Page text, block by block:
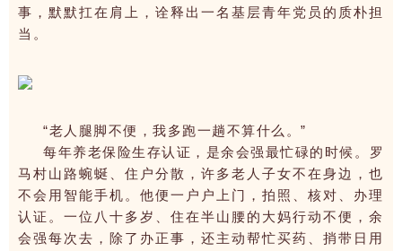
事，默默扛在肩上，诠释出一名基层青年党员的质朴担
当。
“老人腿脚不便，我多跑一趟不算什么。”
每年养老保险生存认证，是余会强最忙碌的时候。罗
马村山路蜿蜒、住户分散，许多老人子女不在身边，也
不会用智能手机。他便一户户上门，拍照、核对、办理
认证。一位八十多岁、住在半山腰的大妈行动不便，余
会强每次去，除了办正事，还主动帮忙买药、捎带日用